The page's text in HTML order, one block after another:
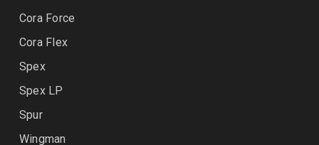
Cora Force
Cora Flex
Spex
Spex LP
Spur
Wingman